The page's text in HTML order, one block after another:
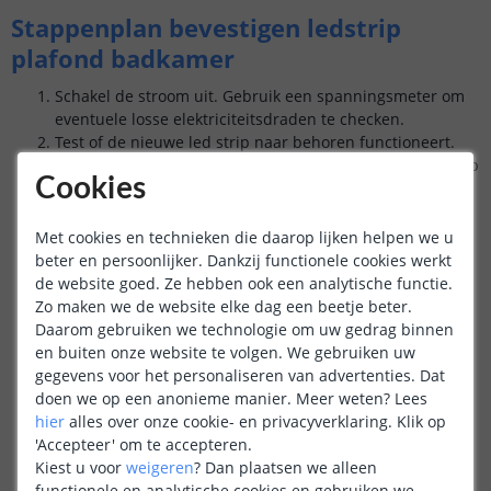
Stappenplan bevestigen ledstrip
plafond badkamer
Schakel de stroom uit. Gebruik een spanningsmeter om
eventuele losse elektriciteitsdraden te checken.
Test of de nieuwe led strip naar behoren functioneert.
Strip indien nodig de elektriciteitsdraden en sluit de strip
aan/ sluit aan op een adapter. Check of alle leds
Schakel de stroom weer uit.
Test de bediening: sluit de dimmer aan (deze komt
tussen de adapter en de ledstrip) en test de
verschillende functionaliteiten.
Bepaal waar op het plafond u hetledprofiel bevestigen
wil.
Markeer met potlood waar de klembeugels komen te
hangen.
Boor gaten op de gemarkeerde plekken.
Kort indien nodig het ledprofiel in met een ijzerzaag.
Knip de led strip op maatmet een schaar.
Cookies
Met cookies en technieken die daarop lijken helpen we u
beter en persoonlijker. Dankzij functionele cookies werkt
de website goed. Ze hebben ook een analytische functie.
Zo maken we de website elke dag een beetje beter.
Daarom gebruiken we technologie om uw gedrag binnen
en buiten onze website te volgen. We gebruiken uw
gegevens voor het personaliseren van advertenties. Dat
doen we op een anonieme manier. Meer weten? Lees
hier alles over onze cookie- en privacyverklaring. Klik op
'Accepteer' om te accepteren.
Kiest u voor weigeren? Dan plaatsen we alleen